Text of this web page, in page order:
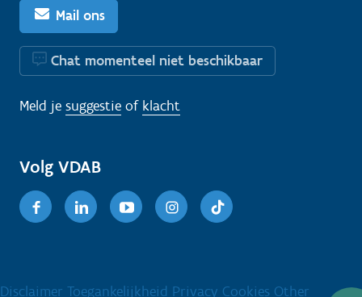
Mail ons
Chat momenteel niet beschikbaar
Meld je suggestie of klacht
Volg VDAB
FacebookLinkedinYoutubeInstagram
Disclaimer Toegankelijkheid Privacy Cookies Other